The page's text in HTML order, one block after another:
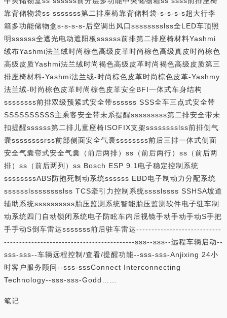
靠背储物袋ss sssssss第二排座椅靠背储料袋-s-s-s-s超大行李
箱多功能储物盒s-s-s-s-后空调出风口sssssssslss全LED车顶照
明ssssss全遮光电动遮阳板ssssss前排第二排座椅材料Yashmi
绒布Yashmi法兰绒时尚棕色高级皮革时尚棕色高级真皮时尚棕色
高级皮质Yashmi法兰绒时尚褐色高级皮革时尚褐色高级皮质第三
排座椅材料-Yashmi法兰绒-时尚棕色皮革时尚棕色皮革-Yashmy
法兰绒-时尚棕色皮革时尚棕色皮革安全BFI一体式车身结构
ssssssss前排双级预紧式安全带ssssss SSS全车三点式安全带
SSSSSSSSSS主乘客安全带未系提醒sssssssss第二排安全带未
扣提醒ssssss第二排儿童座椅ISOFIX支架sssssssslss前排侧气
囊ssssssssrss前部侧面安全气囊ssssssss前后三排一体式侧面
安全气囊帘式安全气囊（前后两排）ss（前后两行）ss（前后两
排）ss（前后两列）ss Bosch ESP 9.1电子稳定控制系统
ssssssssABS防抱死制动系统ssssss EBD电子制动力分配系统
sssssslsssssssslss TCS牵引力控制系统sssslssss SSHSA坡道
辅助系统ssssssssss胎压监测系统智能胎压监测软件电子驻车制
动系统四门自动锁闭系统电子防眩车内后视镜手动手动手动S手把
手手动S倒车雷达sssssss前后驻车雷达----------------------------
-------------------------------------------sss--sss--远程车辆启动--
sss-sss--车辆远程控制/查看/提醒功能--sss-sss-Anjixing 24小
时客户服务顾问--sss-sssConnect Interconnecting
Technology--sss-sss-Godd……
笔记